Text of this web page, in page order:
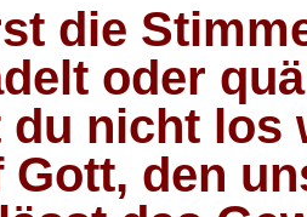
die
oder
du nicht los
Gott, den